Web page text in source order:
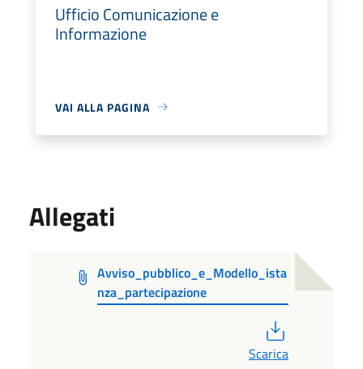
Ufficio Comunicazione e
Informazione
VAI ALLA PAGINA
Allegati
Avviso_pubblico_e_Modello_ista
nza_partecipazione
Scarica